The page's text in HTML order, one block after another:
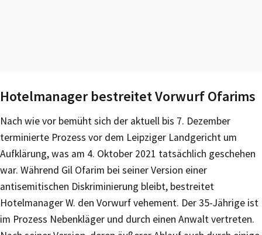
Hotelmanager bestreitet Vorwurf Ofarims
Nach wie vor bemüht sich der aktuell bis 7. Dezember
terminierte Prozess vor dem Leipziger Landgericht um
Aufklärung, was am 4. Oktober 2021 tatsächlich geschehen
war. Während Gil Ofarim bei seiner Version einer
antisemitischen Diskriminierung bleibt, bestreitet
Hotelmanager W. den Vorwurf vehement. Der 35-Jährige ist
im Prozess Nebenkläger und durch einen Anwalt vertreten.